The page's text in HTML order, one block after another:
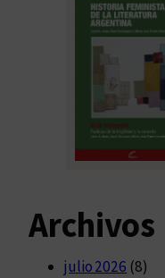
Archivos
julio 2026 (8)